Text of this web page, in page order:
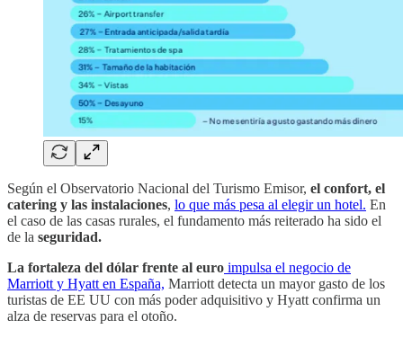
Según el Observatorio Nacional del Turismo Emisor, el confort, el
catering y las instalaciones, lo que más pesa al elegir un hotel. En
el caso de las casas rurales, el fundamento más reiterado ha sido el
de la seguridad.
La fortaleza del dólar frente al euro impulsa el negocio de
Marriott y Hyatt en España, Marriott detecta un mayor gasto de los
turistas de EE UU con más poder adquisitivo y Hyatt confirma un
alza de reservas para el otoño.